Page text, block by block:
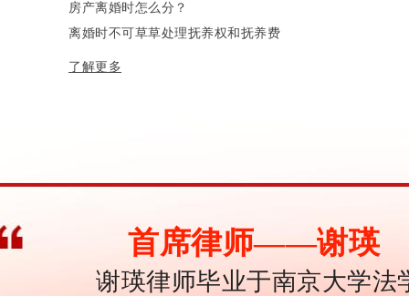
房产离婚时怎么分？
离婚时不可草草处理抚养权和抚养费
了解更多
首席律师——谢瑛
谢瑛律师毕业于南京大学